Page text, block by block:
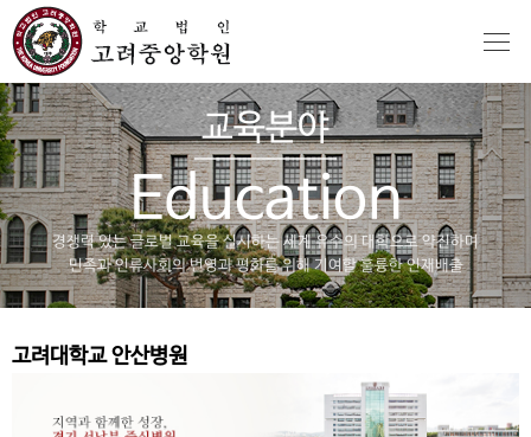
교육분야
Education
경쟁력 있는 글로벌 교육을 실시하는 세계 유수의 대학으로 약진하며
민족과 인류사회의 번영과 평화를 위해 기여할 훌륭한 인재배출
고려대학교 안산병원